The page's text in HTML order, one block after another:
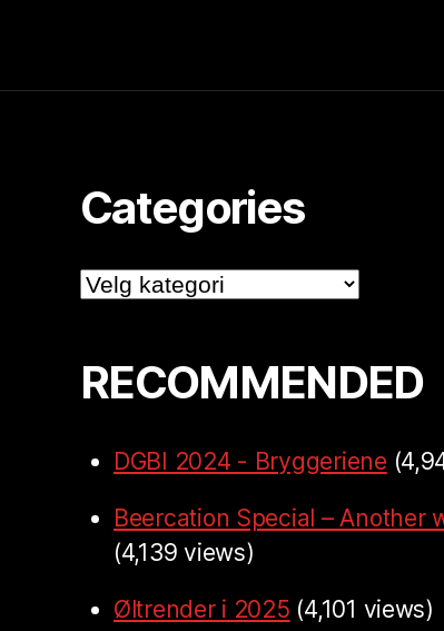
Categories
Categories
RECOMMENDED
DGBI 2024 - Bryggeriene
Beercation Special – Another
(4,139 views)
Øltrender i 2025 (4,101 views)